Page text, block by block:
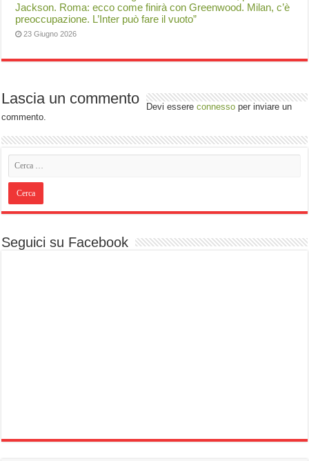
Jackson. Roma: ecco come finirà con Greenwood. Milan, c’è
preoccupazione. L’Inter può fare il vuoto”
23 Giugno 2026
Lascia un commento Devi essereconnesso per inviare un
commento.
Seguici su Facebook